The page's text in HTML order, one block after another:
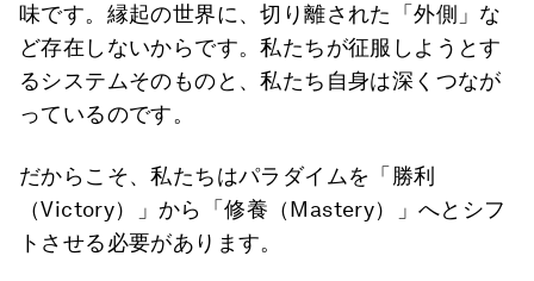
味です。縁起の世界に、切り離された「外側」な
ど存在しないからです。私たちが征服しようとす
るシステムそのものと、私たち自身は深くつなが
っているのです。
だからこそ、私たちはパラダイムを「勝利
（Victory）」から「修養（Mastery）」へとシフ
トさせる必要があります。